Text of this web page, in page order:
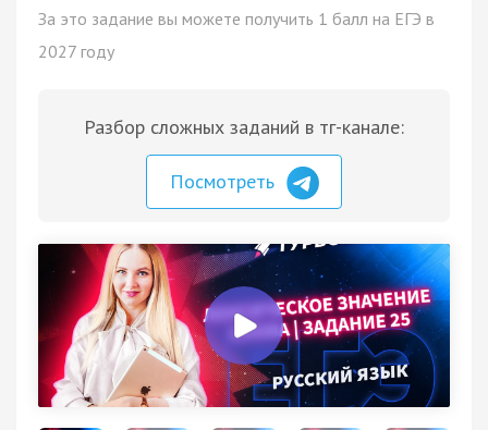
За это задание вы можете получить 1 балл на ЕГЭ в
2027 году
Разбор сложных заданий в тг-канале:
Посмотреть